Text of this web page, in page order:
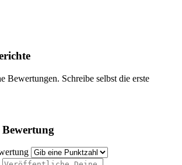
Bewertungen. Schreibe selbst die erste
Bewertung